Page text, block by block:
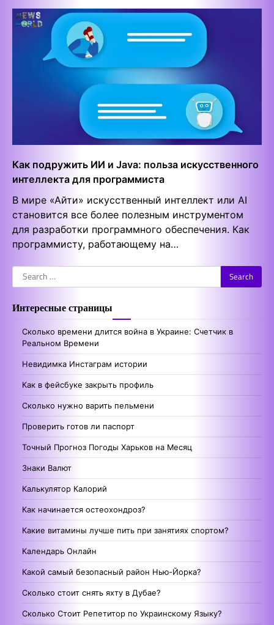
Как подружить ИИ и Java: польза искусственного
интеллекта для программиста
В мире «Айти» искусственный интеллект или AI
становится все более полезным инструментом
для разработки программного обеспечения. Как
программисту, работающему на…
Search
for:
Интересные страницы
Сколько времени длится война в Украине: Счетчик в
Реальном Времени
Невидимка Инстаграм истории
Как в фейсбуке закрыть профиль
Сколько нужно варить пельмени
Проверить готов ли паспорт
Точный Прогноз Погоды Харьков на Месяц
Знаки Валют
Калькулятор Калорий
Как начинается остеохондроз?
Какие витамины лучше пить при занятиях спортом?
Календарь Онлайн
Какой самый безопасный район Нью-Йорка?
Сколько стоит снять яхту в Дубае?
Сколько Стоит Репетитор по Украинскому Языку?